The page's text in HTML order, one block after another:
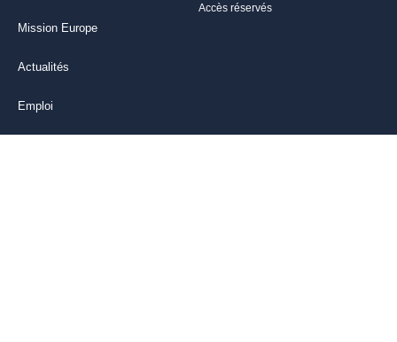
Accès réservés
Mission Europe
Actualités
Emploi